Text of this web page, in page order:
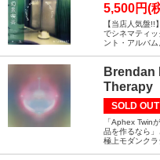
5,500円(
【当店人気盤
でシネマティ
ント・アルバ
Brendan
Therapy
SOLD OUT
「Aphex Twin
品を作るなら
極上モダンクラ